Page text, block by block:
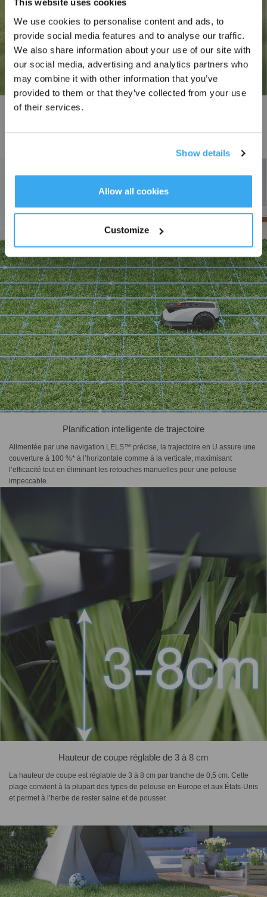
This website uses cookies
We use cookies to personalise content and ads, to
provide social media features and to analyse our traffic.
We also share information about your use of our site with
our social media, advertising and analytics partners who
may combine it with other information that you’ve
provided to them or that they’ve collected from your use
of their services.
Show details
Allow all cookies
Customize
Excellente montée des pentes avec franchissement d’obstacles
pelouse grâce au franchissement de barrières de 3 cm.
Planification intelligente de trajectoire
Alimentée par une navigation LELS™ précise, la trajectoire en U assure une
couverture à 100 %* à l’horizontale comme à la verticale, maximisant
l’efficacité tout en éliminant les retouches manuelles pour une pelouse
impeccable.
Hauteur de coupe réglable de 3 à 8 cm
La hauteur de coupe est réglable de 3 à 8 cm par tranche de 0,5 cm. Cette
plage convient à la plupart des types de pelouse en Europe et aux États-Unis
et permet à l’herbe de rester saine et de pousser.
Inscrivez-vous et recevez
€ sur leur première commande lorsque le paiement dépasse 1000 €.